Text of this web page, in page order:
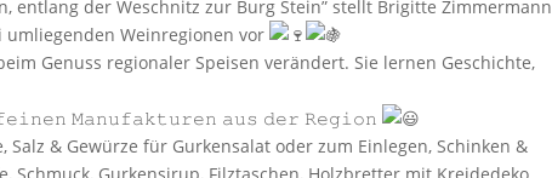
entlang der Weschnitz zur Burg Stein” stellt Brigitte Zimmermann
umliegenden Weinregionen vor
Genuss regionaler Speisen verändert. Sie lernen Geschichte,
𝙼𝚊𝚗𝚞𝚏𝚊𝚔𝚝𝚞𝚛𝚎𝚗 𝚊𝚞𝚜 𝚍𝚎𝚛 𝚁𝚎𝚐𝚒𝚘𝚗
& Gewürze für Gurkensalat oder zum Einlegen, Schinken &